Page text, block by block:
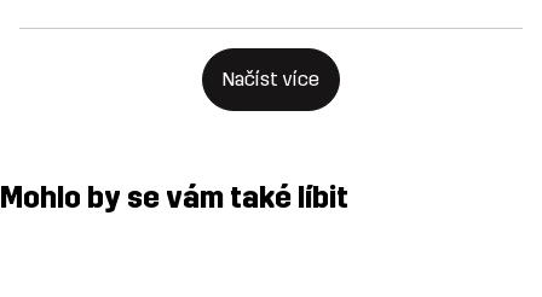
Načíst více
Mohlo by se vám také líbit